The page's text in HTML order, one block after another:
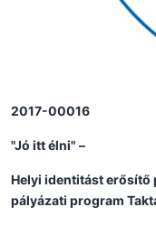
2017-00016
"Jó itt élni" –
Helyi identitást erősítő
pályázati program